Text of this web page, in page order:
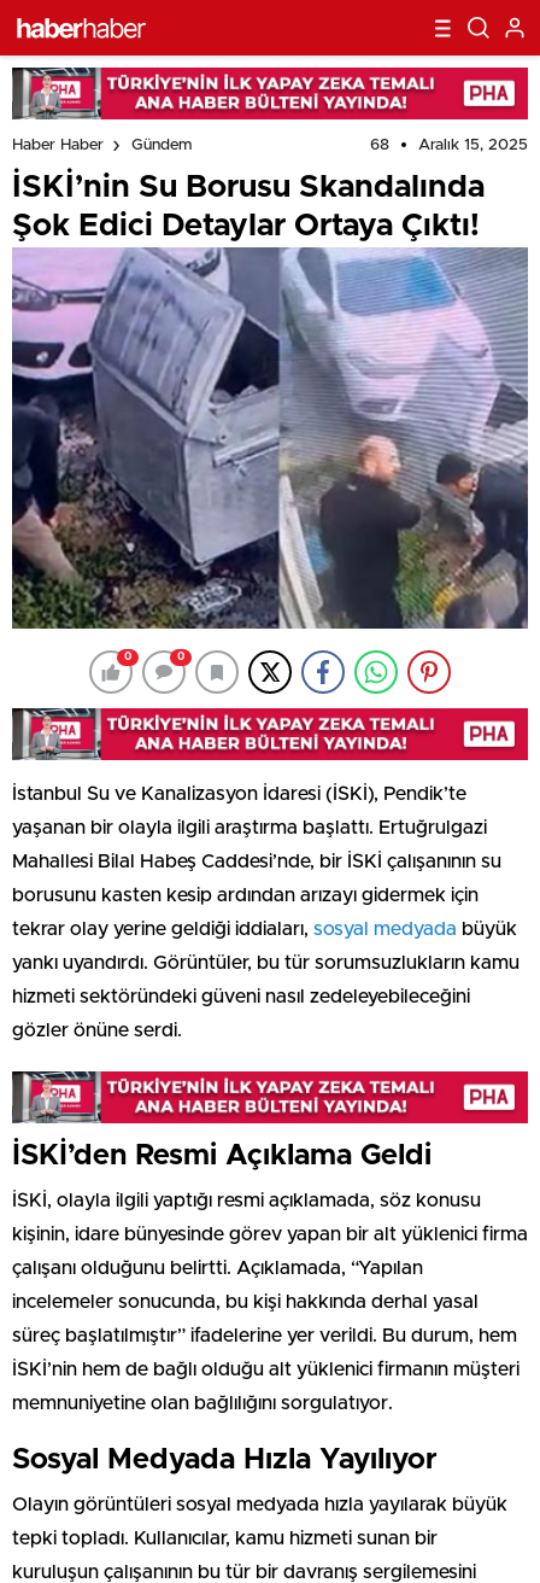
Haber Haber Gündem 68 Aralık 15, 2025
İSKİ’nin Su Borusu Skandalında
Şok Edici Detaylar Ortaya Çıktı!
0 0
İstanbul Su ve Kanalizasyon İdaresi (İSKİ), Pendik’te
yaşanan bir olayla ilgili araştırma başlattı. Ertuğrulgazi
Mahallesi Bilal Habeş Caddesi’nde, bir İSKİ çalışanının su
borusunu kasten kesip ardından arızayı gidermek için
tekrar olay yerine geldiği iddiaları, sosyal medyada büyük
yankı uyandırdı. Görüntüler, bu tür sorumsuzlukların kamu
hizmeti sektöründeki güveni nasıl zedeleyebileceğini
gözler önüne serdi.
İSKİ’den Resmi Açıklama Geldi
İSKİ, olayla ilgili yaptığı resmi açıklamada, söz konusu
kişinin, idare bünyesinde görev yapan bir alt yüklenici firma
çalışanı olduğunu belirtti. Açıklamada, “Yapılan
incelemeler sonucunda, bu kişi hakkında derhal yasal
süreç başlatılmıştır” ifadelerine yer verildi. Bu durum, hem
İSKİ’nin hem de bağlı olduğu alt yüklenici firmanın müşteri
memnuniyetine olan bağlılığını sorgulatıyor.
Sosyal Medyada Hızla Yayılıyor
Olayın görüntüleri sosyal medyada hızla yayılarak büyük
tepki topladı. Kullanıcılar, kamu hizmeti sunan bir
kuruluşun çalışanının bu tür bir davranış sergilemesini